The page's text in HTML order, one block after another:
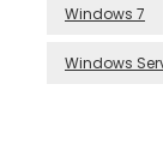
Windows 7
Windows